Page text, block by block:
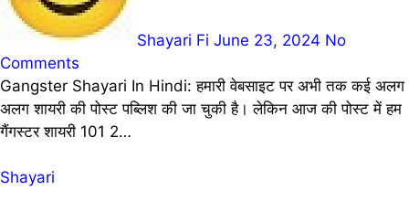
Shayari Fi June 23, 2024 No
Comments
Gangster Shayari In Hindi: हमारी वेबसाइट पर अभी तक कई अलग
अलग शायरी की पोस्ट पब्लिश की जा चुकी है। लेकिन आज की पोस्ट में हम
गैंगस्टर शायरी 101 2…
Shayari